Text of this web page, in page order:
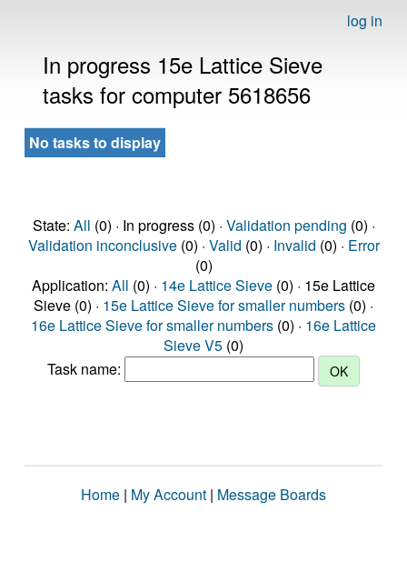
log in
In progress 15e Lattice Sieve
tasks for computer 5618656
No tasks to display
State: All (0) · In progress (0) · Validation pending (0) ·
Validation inconclusive(0) · Valid (0) · Invalid (0) · Error
(0)
Application: All (0) · 14e Lattice Sieve (0) · 15e Lattice
Sieve (0) · 15e Lattice Sieve for smaller numbers (0) ·
16e Lattice Sieve for smaller numbers (0) · 16e Lattice
Sieve V5 (0)
Task name:
Home | My Account | Message Boards